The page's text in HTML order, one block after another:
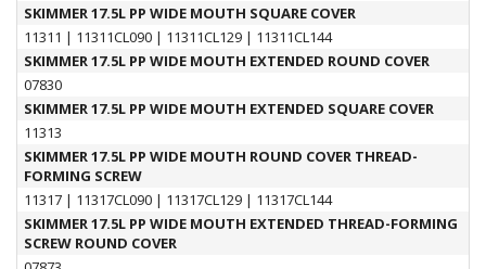
SKIMMER 17.5L PP WIDE MOUTH SQUARE COVER
11311 | 11311CL090 | 11311CL129 | 11311CL144
SKIMMER 17.5L PP WIDE MOUTH EXTENDED ROUND COVER
07830
SKIMMER 17.5L PP WIDE MOUTH EXTENDED SQUARE COVER
11313
SKIMMER 17.5L PP WIDE MOUTH ROUND COVER THREAD-
FORMING SCREW
11317 | 11317CL090 | 11317CL129 | 11317CL144
SKIMMER 17.5L PP WIDE MOUTH EXTENDED THREAD-FORMING
SCREW ROUND COVER